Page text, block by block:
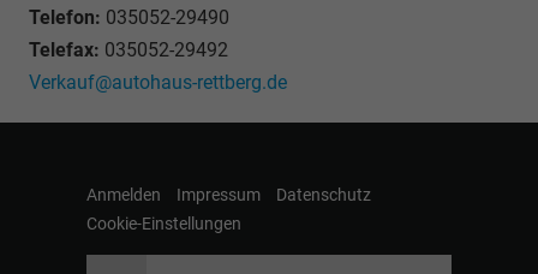
Telefon: 035052-29490
Telefax: 035052-29492
Verkauf@autohaus-rettberg.de
Anmelden Impressum
Datenschutz
Cookie-Einstellungen